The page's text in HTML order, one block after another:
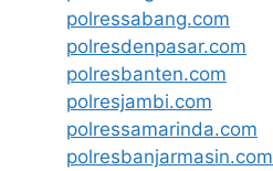
polressabang.com
polresdenpasar.com
polresbanten.com
polresjambi.com
polressamarinda.com
polresbanjarmasin.com